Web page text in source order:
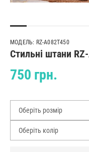
МОДЕЛЬ: RZ-A082T450
Стильні штани
750 грн.
Оберіть розмір
Оберіть колір